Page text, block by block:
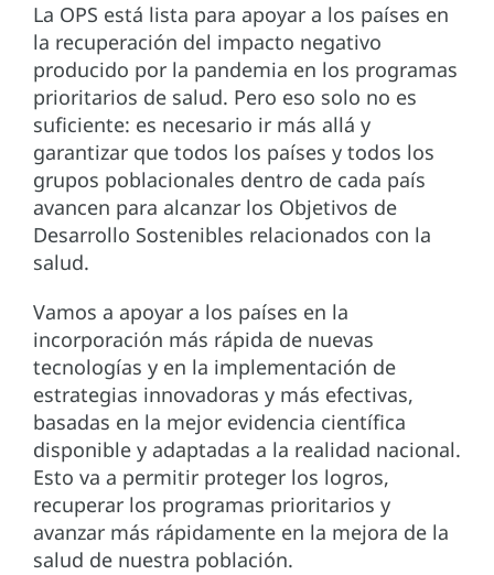
La OPS está lista para apoyar a los países en
la recuperación del impacto negativo
producido por la pandemia en los programas
prioritarios de salud. Pero eso solo no es
suficiente: es necesario ir más allá y
garantizar que todos los países y todos los
grupos poblacionales dentro de cada país
avancen para alcanzar los Objetivos de
Desarrollo Sostenibles relacionados con la
salud.
Vamos a apoyar a los países en la
incorporación más rápida de nuevas
tecnologías y en la implementación de
estrategias innovadoras y más efectivas,
basadas en la mejor evidencia científica
disponible y adaptadas a la realidad nacional.
Esto va a permitir proteger los logros,
recuperar los programas prioritarios y
avanzar más rápidamente en la mejora de la
salud de nuestra población.